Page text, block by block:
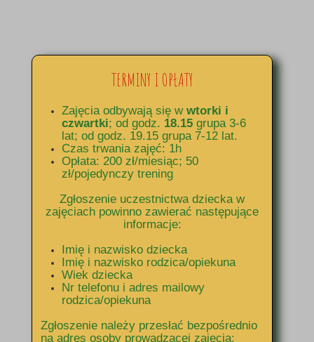
TERMINY I OPŁATY
Zajęcia odbywają się w wtorki i
czwartki; od godz. 18.15 grupa 3-6
lat; od godz. 19.15 grupa 7-12 lat.
Czas trwania zajęć: 1h
Opłata: 200 zł/miesiąc; 50
zł/pojedynczy trening
Zgłoszenie uczestnictwa dziecka w
zajęciach powinno zawierać następujące
informacje:
Imię i nazwisko dziecka
Imię i nazwisko rodzica/opiekuna
Wiek dziecka
Nr telefonu i adres mailowy
rodzica/opiekuna
Zgłoszenie należy przesłać bezpośrednio
na adres osoby prowadzącej zajęcia: